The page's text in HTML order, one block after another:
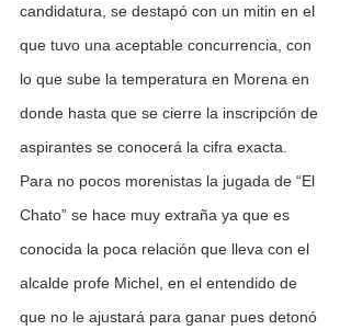
candidatura, se destapó con un mitin en el
que tuvo una aceptable concurrencia, con
lo que sube la temperatura en Morena en
donde hasta que se cierre la inscripción de
aspirantes se conocerá la cifra exacta.
Para no pocos morenistas la jugada de “El
Chato” se hace muy extraña ya que es
conocida la poca relación que lleva con el
alcalde profe Michel, en el entendido de
que no le ajustará para ganar pues detonó